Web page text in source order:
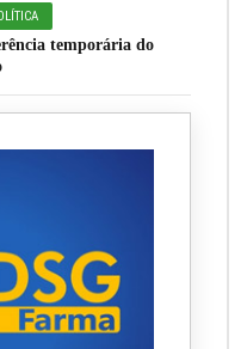
temporária do